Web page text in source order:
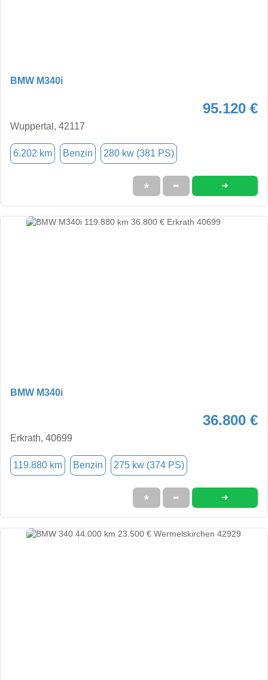
BMW M340i
95.120 €
Wuppertal, 42117
6.202 km Benzin 280 kw (381 PS)
★ ➦ ➜
BMW M340i
36.800 €
Erkrath, 40699
119.880 km Benzin 275 kw (374 PS)
★ ➦ ➜